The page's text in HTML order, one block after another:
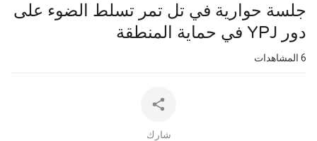
⁣⁣جلسة حوارية في تل تمر تسلط الضوء على
دور YPJ في حماية المنطقة
المشاهدات
شارك